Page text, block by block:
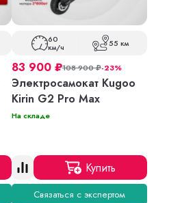
60
км/ч 55 км
83 900 ₽108 900₽-23%
Электросамокат Kugoo
Kirin G2 Pro Max
На складе
Купить
Связаться с экспертом